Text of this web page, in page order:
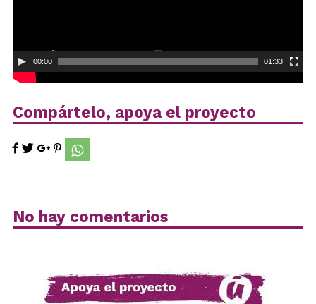
00:00 01:33
Compártelo, apoya el proyecto
No hay comentarios